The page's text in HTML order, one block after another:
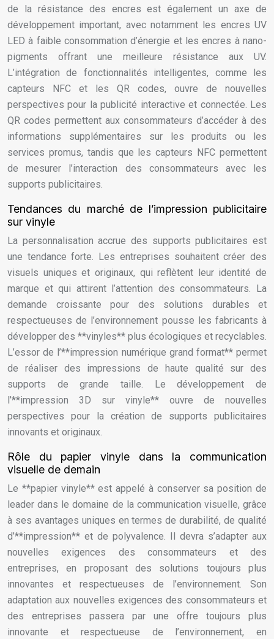
de la résistance des encres est également un axe de
développement important, avec notamment les encres UV
LED à faible consommation d’énergie et les encres à nano-
pigments offrant une meilleure résistance aux UV.
L’intégration de fonctionnalités intelligentes, comme les
capteurs NFC et les QR codes, ouvre de nouvelles
perspectives pour la publicité interactive et connectée. Les
QR codes permettent aux consommateurs d’accéder à des
informations supplémentaires sur les produits ou les
services promus, tandis que les capteurs NFC permettent
de mesurer l’interaction des consommateurs avec les
supports publicitaires.
Tendances du marché de l’impression publicitaire
sur vinyle
La personnalisation accrue des supports publicitaires est
une tendance forte. Les entreprises souhaitent créer des
visuels uniques et originaux, qui reflètent leur identité de
marque et qui attirent l’attention des consommateurs. La
demande croissante pour des solutions durables et
respectueuses de l’environnement pousse les fabricants à
développer des **vinyles** plus écologiques et recyclables.
L’essor de l’**impression numérique grand format** permet
de réaliser des impressions de haute qualité sur des
supports de grande taille. Le développement de
l’**impression 3D sur vinyle** ouvre de nouvelles
perspectives pour la création de supports publicitaires
innovants et originaux.
Rôle du papier vinyle dans la communication
visuelle de demain
Le **papier vinyle** est appelé à conserver sa position de
leader dans le domaine de la communication visuelle, grâce
à ses avantages uniques en termes de durabilité, de qualité
d’**impression** et de polyvalence. Il devra s’adapter aux
nouvelles exigences des consommateurs et des
entreprises, en proposant des solutions toujours plus
innovantes et respectueuses de l’environnement. Son
adaptation aux nouvelles exigences des consommateurs et
des entreprises passera par une offre toujours plus
innovante et respectueuse de l’environnement, en